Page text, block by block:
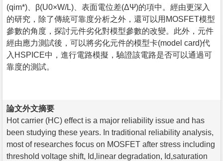
(qim*)、β(U0×W/L)、表面電位差(ΔΨ)的項中。經由更深入
的研究，除了傳統可靠度分析之外，還可以用MOSFET模型
參數的角度，探討元件劣化對模型參數的改變。此外，元件
經由應力測試後，可以將劣化元件的模型卡(model card)代
入HSPICE中，進行電路模擬，驗證該電路是否可以通過可
靠度的測試。
論文外文摘要
Hot carrier (HC) effect is a major reliability issue and has
been studying these years. In traditional reliability analysis,
most of researches focus on MOSFET after stress including
threshold voltage shift, Id,linear degradation, Id,saturation